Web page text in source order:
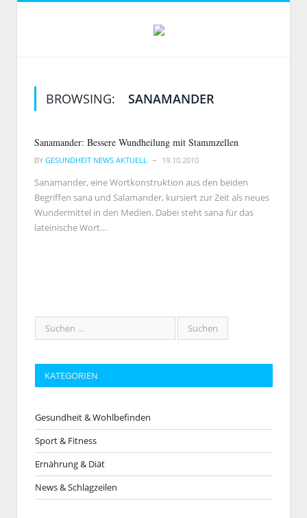
BROWSING: SANAMANDER
Sanamander: Bessere Wundheilung mit Stammzellen
BY GESUNDHEIT NEWS AKTUELL 19.10.2010
Sanamander, eine Wortkonstruktion aus den beiden
Begriffen sana und Salamander, kursiert zur Zeit als neues
Wundermittel in den Medien. Dabei steht sana für das
lateinische Wort…
KATEGORIEN
Gesundheit & Wohlbefinden
Sport & Fitness
Ernährung & Diät
News & Schlagzeilen